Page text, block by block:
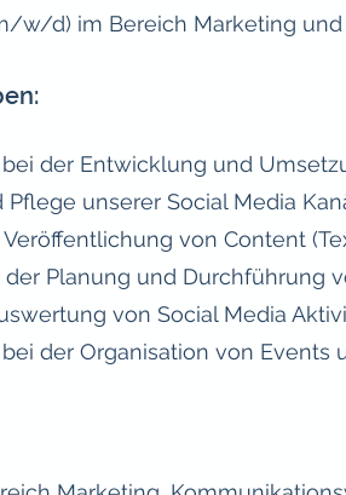
w/d) im Bereich Marketing und
der Entwicklung und
unserer Social Media
von Content
Planung und Durchführung
von Social Media
der Organisation von Events